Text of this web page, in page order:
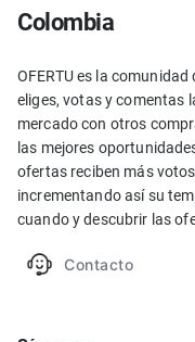
Colombia
OFERTU es la
eliges, votas y comentas
mercado con otros
las mejores
ofertas reciben más
incrementando así su
cuando y descubrir las
Contacto